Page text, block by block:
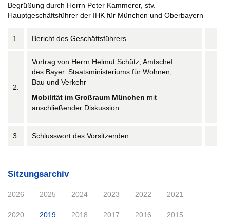
Begrüßung durch Herrn Peter Kammerer, stv.
Hauptgeschäftsführer der IHK für München und Oberbayern
1. Bericht des Geschäftsführers
2.
Vortrag von Herrn Helmut Schütz, Amtschef
des Bayer. Staatsministeriums für Wohnen,
Bau und Verkehr
Mobilität im Großraum München mit
anschließender Diskussion
3. Schlusswort des Vorsitzenden
Sitzungsarchiv
2026 2025 2024 2023 2022 2021
2020 2019 2018 2017 2016 2015